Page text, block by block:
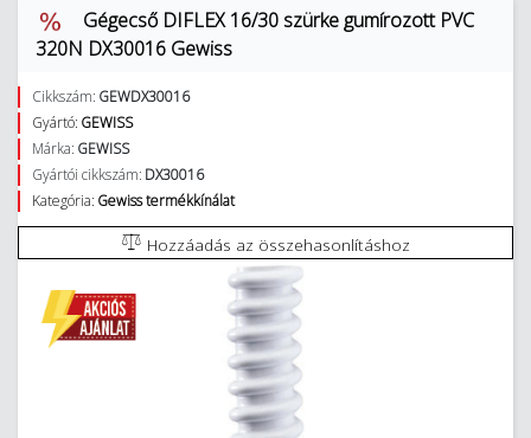
Gégecső DIFLEX 16/30 szürke gumírozott PVC
320N DX30016 Gewiss
Cikkszám: GEWDX30016
Gyártó: GEWISS
Márka: GEWISS
Gyártói cikkszám: DX30016
Kategória: Gewiss termékkínálat
Hozzáadás az összehasonlításhoz